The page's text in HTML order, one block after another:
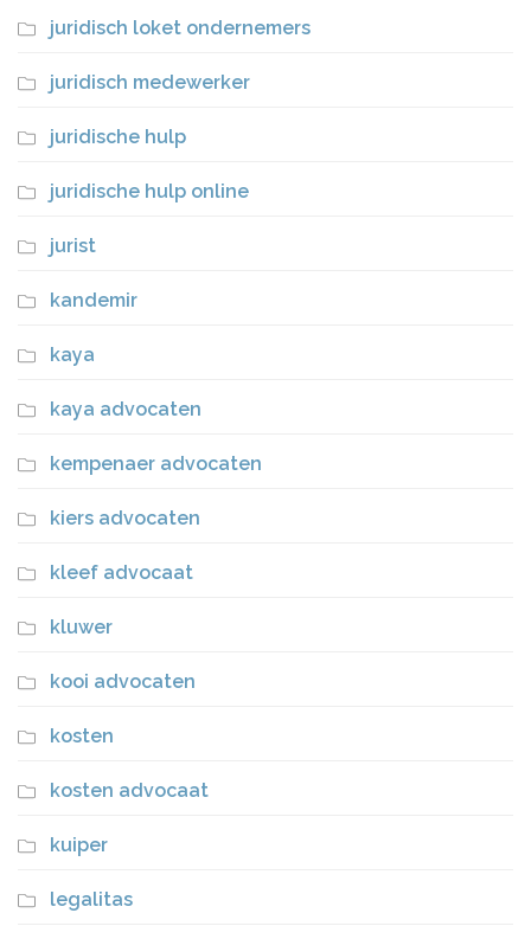
juridisch loket ondernemers
juridisch medewerker
juridische hulp
juridische hulp online
jurist
kandemir
kaya
kaya advocaten
kempenaer advocaten
kiers advocaten
kleef advocaat
kluwer
kooi advocaten
kosten
kosten advocaat
kuiper
legalitas